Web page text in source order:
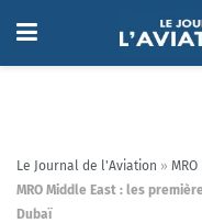
Le Journal de l'Aviation »
MRO Middle East : les
Dubaï